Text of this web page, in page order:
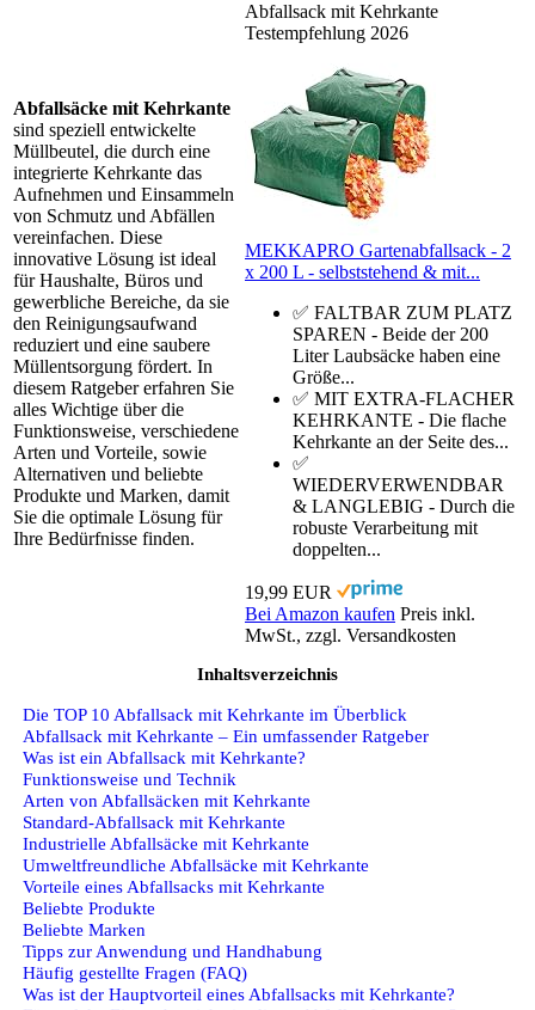
Abfallsäcke mit Kehrkante
sind speziell entwickelte
Müllbeutel, die durch eine
integrierte Kehrkante das
Aufnehmen und Einsammeln
von Schmutz und Abfällen
vereinfachen. Diese
innovative Lösung ist ideal
für Haushalte, Büros und
gewerbliche Bereiche, da sie
den Reinigungsaufwand
reduziert und eine saubere
Müllentsorgung fördert. In
diesem Ratgeber erfahren Sie
alles Wichtige über die
Funktionsweise, verschiedene
Arten und Vorteile, sowie
Alternativen und beliebte
Produkte und Marken, damit
Sie die optimale Lösung für
Ihre Bedürfnisse finden.
Abfallsack mit Kehrkante
Testempfehlung 2026
MEKKAPRO Gartenabfallsack - 2
x 200 L - selbststehend & mit...
✅ FALTBAR ZUM PLATZ
SPAREN - Beide der 200
Liter Laubsäcke haben eine
Größe...
✅ MIT EXTRA-FLACHER
KEHRKANTE - Die flache
Kehrkante an der Seite des...
✅
WIEDERVERWENDBAR
& LANGLEBIG - Durch die
robuste Verarbeitung mit
doppelten...
19,99 EUR
Bei Amazon kaufen Preis inkl.
MwSt., zzgl. Versandkosten
Inhaltsverzeichnis
Die TOP 10 Abfallsack mit Kehrkante im Überblick
Abfallsack mit Kehrkante – Ein umfassender Ratgeber
Was ist ein Abfallsack mit Kehrkante?
Funktionsweise und Technik
Arten von Abfallsäcken mit Kehrkante
Standard-Abfallsack mit Kehrkante
Industrielle Abfallsäcke mit Kehrkante
Umweltfreundliche Abfallsäcke mit Kehrkante
Vorteile eines Abfallsacks mit Kehrkante
Beliebte Produkte
Beliebte Marken
Tipps zur Anwendung und Handhabung
Häufig gestellte Fragen (FAQ)
Was ist der Hauptvorteil eines Abfallsacks mit Kehrkante?